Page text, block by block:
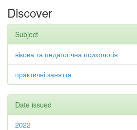
Discover
Subject
вікова та педагогічна психологія
практичні заняття
Date issued
2022